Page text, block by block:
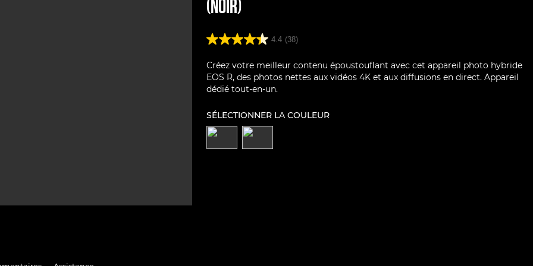
(NOIR)
4.4 (38)
Créez votre meilleur contenu époustouflant avec cet appareil photo hybride
EOS R, des photos nettes aux vidéos 4K et aux diffusions en direct. Appareil
dédié tout-en-un.
SÉLECTIONNER LA COULEUR